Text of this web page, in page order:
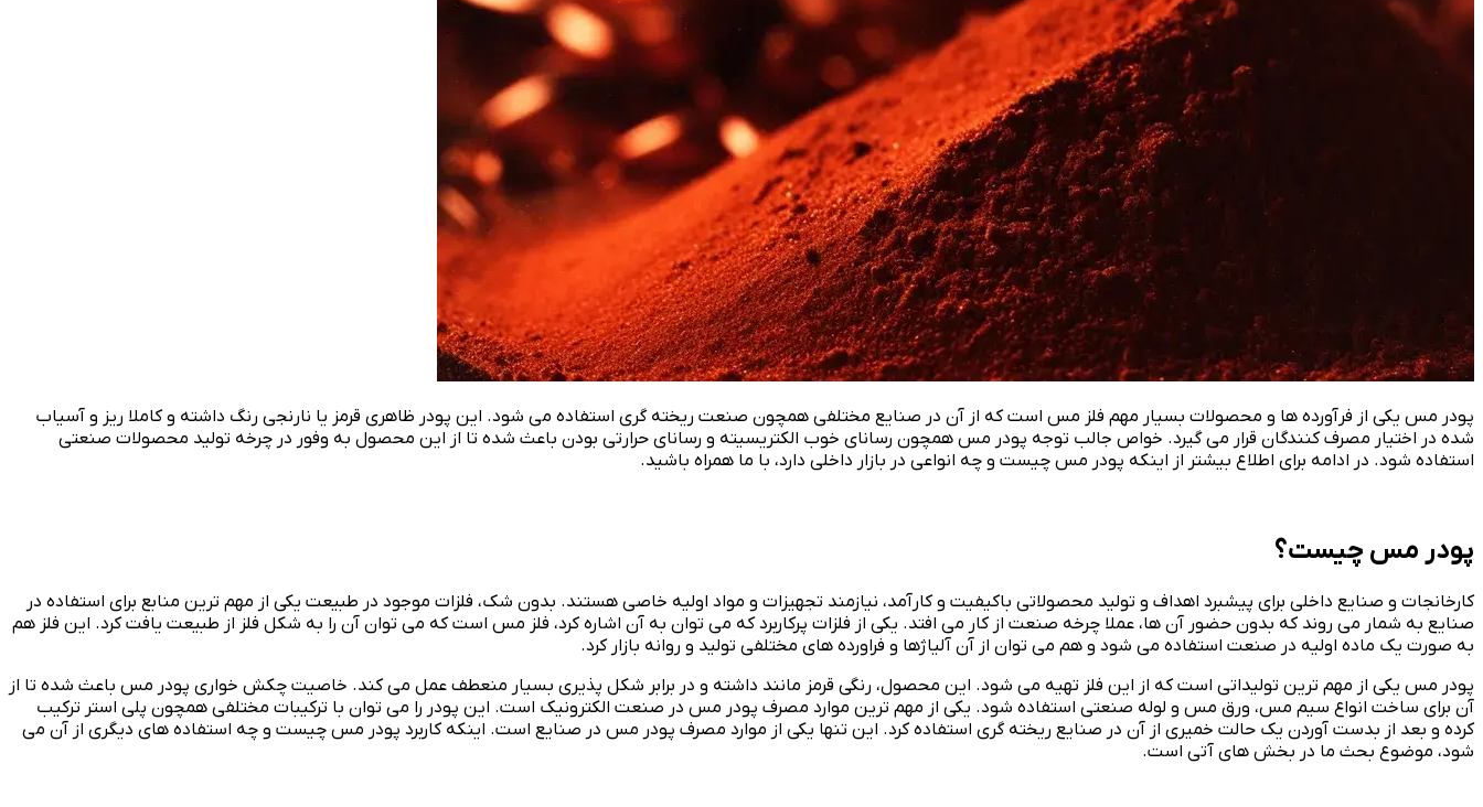
پودر مس یکی از فرآورده ها و محصولات بسیار مهم فلز مس است که از آن در صنایع مختلفی همچون صنعت ریخته گری استفاده می شود. این پودر ظاهری قرمز یا نارنجی رنگ داشته و کاملا ریز و آسیاب
شده در اختیار مصرف کنندگان قرار می گیرد. خواص جالب توجه پودر مس همچون رسانای خوب الکتریسیته و رسانای حرارتی بودن باعث شده تا از این محصول به وفور در چرخه تولید محصولات صنعتی
استفاده شود. در ادامه برای اطلاع بیشتر از اینکه پودر مس چیست و چه انواعی در بازار داخلی دارد، با ما همراه باشید.
پودر مس چیست؟
کارخانجات و صنایع داخلی برای پیشبرد اهداف و تولید محصولاتی باکیفیت و کارآمد، نیازمند تجهیزات و مواد اولیه خاصی هستند. بدون شک، فلزات موجود در طبیعت یکی از مهم ترین منابع برای استفاده در
صنایع به شمار می روند که بدون حضور آن ها، عملا چرخه صنعت از کار می افتد. یکی از فلزات پرکاربرد که می توان به آن اشاره کرد، فلز مس است که می توان آن را به شکل فلز از طبیعت یافت کرد. این فلز هم
به صورت یک ماده اولیه در صنعت استفاده می شود و هم می توان از آن آلیاژها و فراورده های مختلفی تولید و روانه بازار کرد.
پودر مس یکی از مهم ترین تولیداتی است که از این فلز تهیه می شود. این محصول، رنگی قرمز مانند داشته و در برابر شکل پذیری بسیار منعطف عمل می کند. خاصیت چکش خواری پودر مس باعث شده تا از
آن برای ساخت انواع سیم مس، ورق مس و لوله صنعتی استفاده شود. یکی از مهم ترین موارد مصرف پودر مس در صنعت الکترونیک است. این پودر را می توان با ترکیبات مختلفی همچون پلی استر ترکیب
کرده و بعد از بدست آوردن یک حالت خمیری از آن در صنایع ریخته گری استفاده کرد. این تنها یکی از موارد مصرف پودر مس در صنایع است. اینکه کاربرد پودر مس چیست و چه استفاده های دیگری از آن می
شود، موضوع بحث ما در بخش های آتی است.